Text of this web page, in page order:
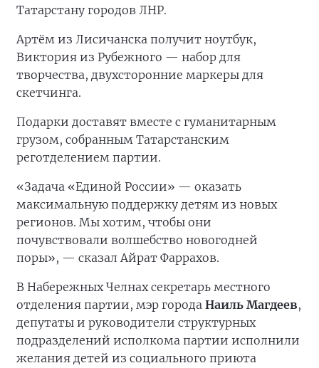
Татарстану городов ЛНР.
Артём из Лисичанска получит ноутбук,
Виктория из Рубежного — набор для
творчества, двухсторонние маркеры для
скетчинга.
Подарки доставят вместе с гуманитарным
грузом, собранным Татарстанским
реготделением партии.
«Задача «Единой России» — оказать
максимальную поддержку детям из новых
регионов. Мы хотим, чтобы они
почувствовали волшебство новогодней
поры», — сказал Айрат Фаррахов.
В Набережных Челнах секретарь местного
отделения партии, мэр города Наиль Магдеев,
депутаты и руководители структурных
подразделений исполкома партии исполнили
желания детей из социального приюта